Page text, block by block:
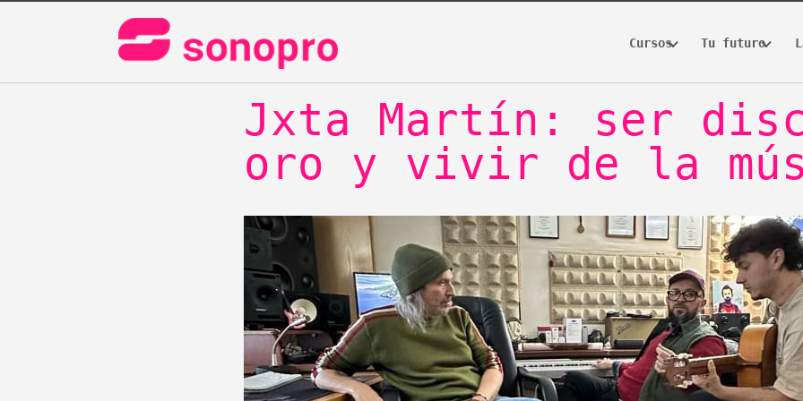
Cursos
Dj Profesional
Profesional Music Producer
Carrera Técnico de Sonido
Diploma & Máster en Sonido y
Producción Musical
Music Business
Diploma en Dirección Creativa
& Producción de Contenido
Dj Profesional
Profesional Music Producer
Carrera Técnico de Sonido
Music Business
Tu futuro
Jxta Martín: ser
oro y vivir de la